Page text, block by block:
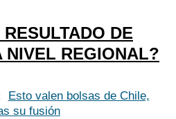
DE
NIVEL REGIONAL?
Esto valen bolsas de Chile,
su fusión